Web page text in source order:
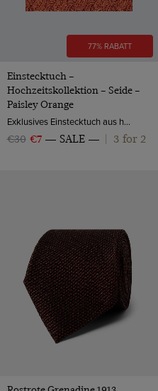
77% RABATT
Einstecktuch –
Hochzeitskollektion – Seide –
Paisley Orange
Exklusives Einstecktuch aus hochwertiger Seide ist ein schöner Hingucker in der Brusttasche Ihres Anzugs und veredelt damit Ihr Hochzeits Outfit.
€30 €7 SALE 3 for 2